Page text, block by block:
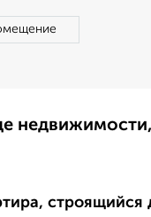
строящийся